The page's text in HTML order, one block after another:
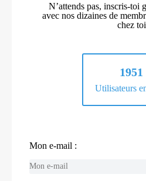
N’attends pas, inscris-toi
avec nos dizaines de
chez toi
1951
Utilisateurs
Mon e-mail :